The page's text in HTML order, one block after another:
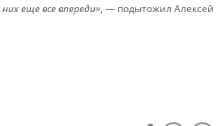
еще все впереди», — подытожил Алексей